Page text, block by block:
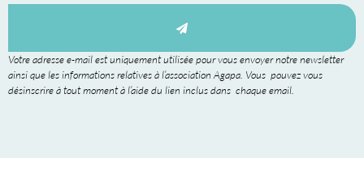
Votre adresse e-mail est uniquement utilisée pour vous envoyer notre newsletter
ainsi que les informations relatives à l’association Agapa. Vous pouvez vous
désinscrire à tout moment à l’aide du lien inclus dans chaque email.